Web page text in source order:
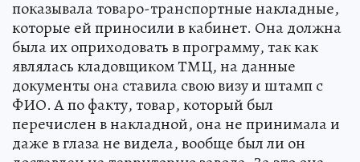
показывала товаро-транспортные накладные,
которые ей приносили в кабинет. Она должна
была их оприходовать в программу, так как
являлась кладовщиком ТМЦ, на данные
документы она ставила свою визу и штамп с
ФИО. А по факту, товар, который был
перечислен в накладной, она не принимала и
даже в глаза не видела, вообще был ли он